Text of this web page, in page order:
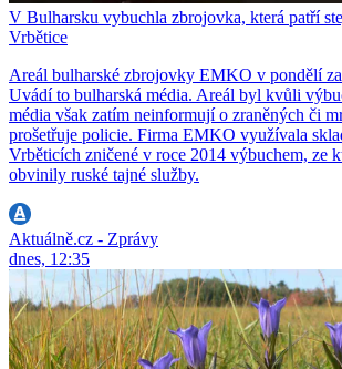
V Bulharsku vybuchla zbrojovka, která patří
Vrbětice
Areál bulharské zbrojovky EMKO v pondělí
Uvádí to bulharská média. Areál byl kvůli
média však zatím neinformují o zraněných či
prošetřuje policie. Firma EMKO využívala
Vrběticích zničené v roce 2014 výbuchem, ze
obvinily ruské tajné služby.
Aktuálně.cz - Zprávy
dnes, 12:35